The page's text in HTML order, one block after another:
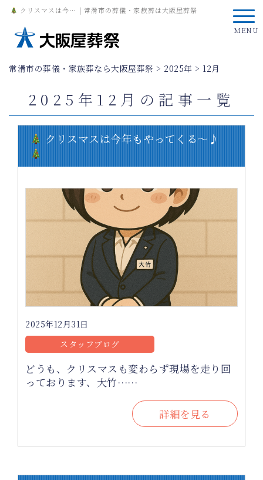
クリスマスは今… | 常滑市の葬儀・家族葬は大阪屋葬祭
MENU
常滑市の葬儀・家族葬なら大阪屋葬祭 > 2025年 > 12月
2025年12月の記事一覧
クリスマスは今年もやってくる〜♪
2025年12月31日
スタッフブログ
どうも、クリスマスも変わらず現場を走り回
っております、大竹……
詳細を見る